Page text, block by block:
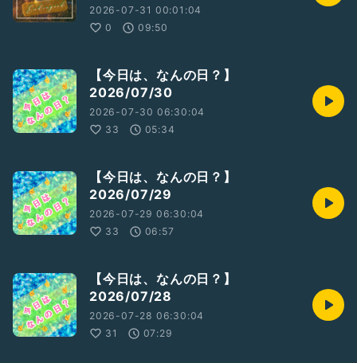
#絶対共感してもらえないこと
#最近モヤモヤしてること
#ここが人生の分岐点
収録日:2025/09/25
2026-07-31 00:01:04
0
09:50
【今日は、なんの日？】
2026/07/30
2026-07-30 06:30:04
33
05:34
【今日は、なんの日？】
2026/07/29
2026-07-29 06:30:04
33
06:57
【今日は、なんの日？】
2026/07/28
2026-07-28 06:30:04
31
07:29